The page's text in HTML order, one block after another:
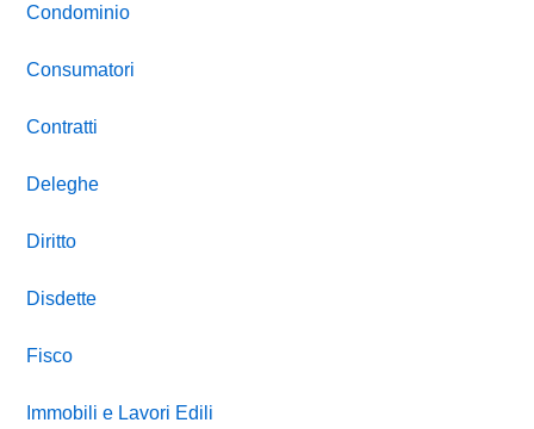
Condominio
Consumatori
Contratti
Deleghe
Diritto
Disdette
Fisco
Immobili e Lavori Edili